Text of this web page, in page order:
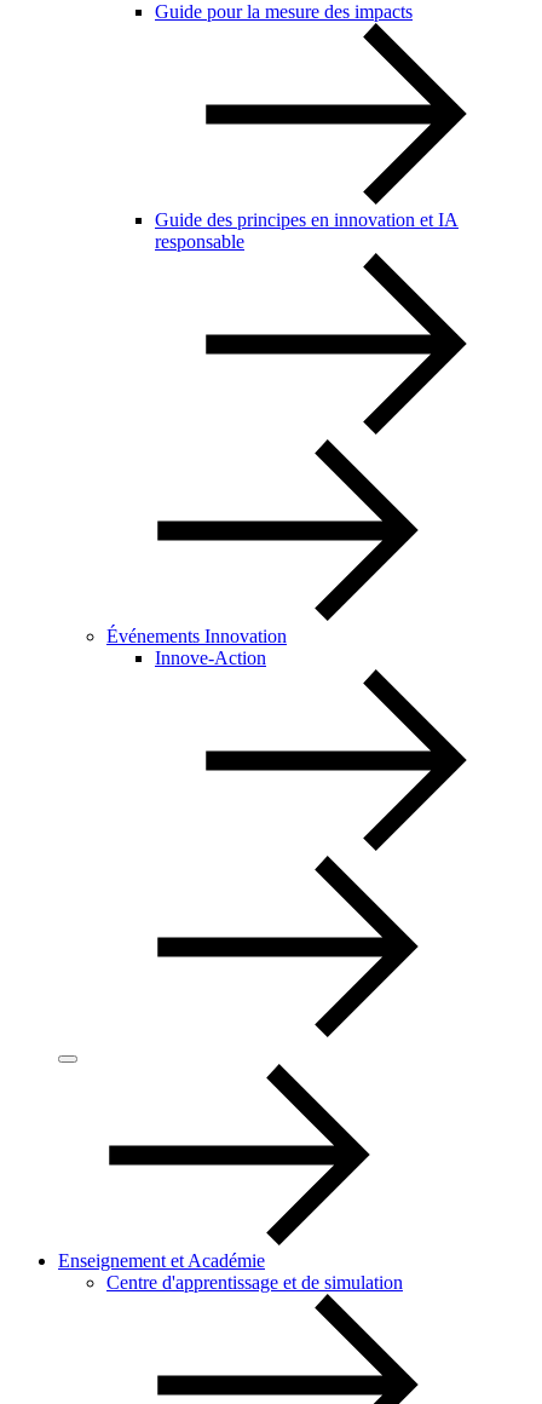
Guide pour la mesure des impacts
Guide des principes en innovation et IA
responsable
Événements Innovation
Innove-Action
Enseignement et Académie
Centre d'apprentissage et de simulation